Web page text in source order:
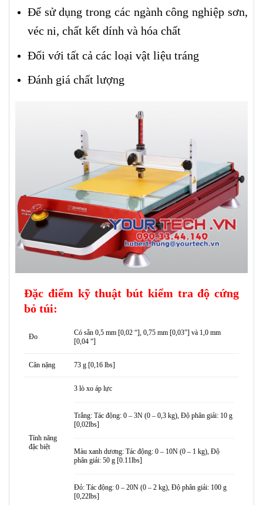
Để sử dụng trong các ngành công nghiệp sơn,
véc ni, chất kết dính và hóa chất
Đối với tất cả các loại vật liệu tráng
Đánh giá chất lượng
Đặc điểm kỹ thuật bút kiểm tra độ cứng
bỏ túi:
Đo
Có sẵn 0,5 mm [0,02 “], 0,75 mm [0,03”] và 1,0 mm
[0,04 “]
Cân nặng 73 g [0,16 lbs]
Tính năng
đặc biệt
3 lò xo áp lực
Trắng: Tác động: 0 – 3N (0 – 0,3 kg), Độ phân giải: 10 g
[0,02lbs]
Màu xanh dương: Tác động: 0 – 10N (0 – 1 kg), Độ
phân giải: 50 g [0.11lbs]
Đỏ: Tác động: 0 – 20N (0 – 2 kg), Độ phân giải: 100 g
[0,22lbs]